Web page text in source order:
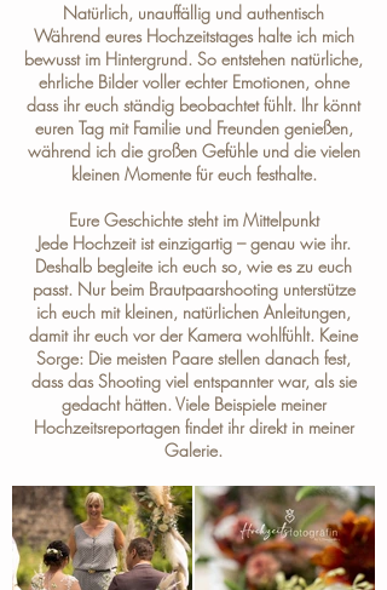
Natürlich, unauffällig und authentisch
Während eures Hochzeitstages halte ich mich
bewusst im Hintergrund. So entstehen natürliche,
ehrliche Bilder voller echter Emotionen, ohne
dass ihr euch ständig beobachtet fühlt. Ihr könnt
euren Tag mit Familie und Freunden genießen,
während ich die großen Gefühle und die vielen
kleinen Momente für euch festhalte.
Eure Geschichte steht im Mittelpunkt
Jede Hochzeit ist einzigartig – genau wie ihr.
Deshalb begleite ich euch so, wie es zu euch
passt. Nur beim Brautpaarshooting unterstütze
ich euch mit kleinen, natürlichen Anleitungen,
damit ihr euch vor der Kamera wohlfühlt. Keine
Sorge: Die meisten Paare stellen danach fest,
dass das Shooting viel entspannter war, als sie
gedacht hätten. Viele Beispiele meiner
Hochzeitsreportagen findet ihr direkt in meiner
Galerie.